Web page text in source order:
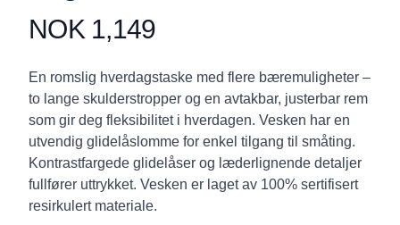
Produktdetaljer
NOK 1,149
Description
En romslig hverdagstaske med flere bæremuligheter –
to lange skulderstropper og en avtakbar, justerbar rem
som gir deg fleksibilitet i hverdagen. Vesken har en
utvendig glidelåslomme for enkel tilgang til småting.
Kontrastfargede glidelåser og læderlignende detaljer
fullfører uttrykket. Vesken er laget av 100% sertifisert
resirkulert materiale.